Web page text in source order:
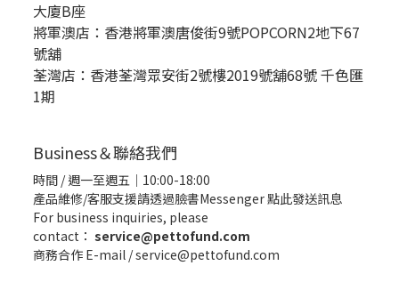
大廈B座
將軍澳店：香港將軍澳唐俊街9號POPCORN2地下67
號舖
荃灣店：香港荃灣眾安街2號樓2019號舖68號 千色匯
1期
Business＆聯絡我們
時間 / 週一至週五｜10:00-18:00
產品維修/客服支援請透過臉書Messenger點此發送訊息
For business inquiries, please
contact： service@pettofund.com
商務合作 E-mail / service@pettofund.com